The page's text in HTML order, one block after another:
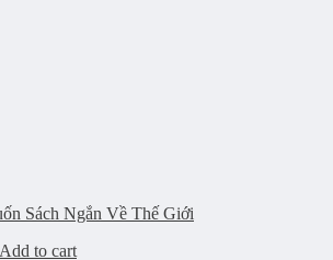
Sách Ngắn Về Thế Giới
Add to cart